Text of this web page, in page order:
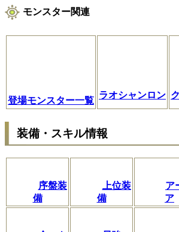
モンスター関連
登場モンスター一覧
ラオシャンロン
装備・スキル情報
序盤装
備
上位装
備
ア
ア